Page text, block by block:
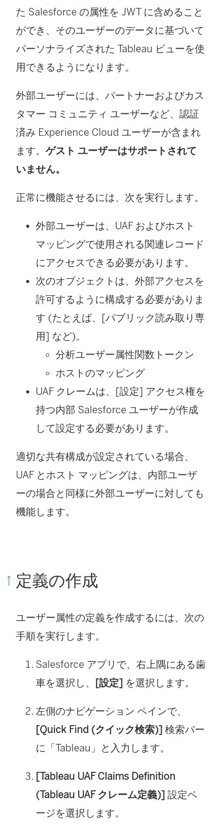
た Salesforce の属性を JWT に含めること
ができ、そのユーザーのデータに基づいて
パーソナライズされた Tableau ビューを使
用できるようになります。
外部ユーザーには、パートナーおよびカス
タマー コミュニティ ユーザーなど、認証
済み Experience Cloud ユーザーが含まれ
ます。 ゲスト ユーザーはサポートされて
いません。
正常に機能させるには、次を実行します。
外部ユーザーは、UAF およびホスト
マッピングで使用される関連レコード
にアクセスできる必要があります。
次のオブジェクトは、外部アクセスを
許可するように構成する必要がありま
す (たとえば、[パブリック読み取り専
用] など)。
分析ユーザー属性関数トークン
ホストのマッピング
UAF クレームは、[設定] アクセス権を
持つ内部 Salesforce ユーザーが作成
して設定する必要があります。
適切な共有構成が設定されている場合、
UAF とホスト マッピングは、内部ユーザ
ーの場合と同様に外部ユーザーに対しても
機能します。
定義の作成
ユーザー属性の定義を作成するには、次の
手順を実行します。
Salesforce アプリで、右上隅にある歯
車を選択し、 [設定] を選択します。
左側のナビゲーション ペインで、
[Quick Find (クイック検索)] 検索バー
に「Tableau」と入力します。
[Tableau UAF Claims Definition
(Tableau UAF クレーム定義)] 設定ペ
ージを選択します。